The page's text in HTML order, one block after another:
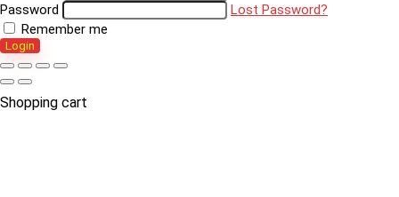
Password
Lost Password?
Remember me
Login
Shopping cart